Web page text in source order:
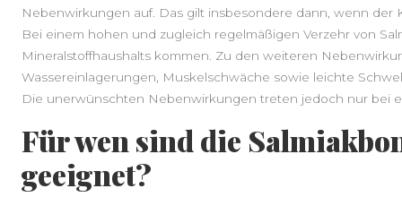
Nebenwirkungen auf. Das gilt insbesondere dann, wenn der
Bei einem hohen und zugleich regelmäßigen Verzehr von
Mineralstoffhaushalts kommen. Zu den weiteren
Wassereinlagerungen, Muskelschwäche sowie leichte
Die unerwünschten Nebenwirkungen treten jedoch nur bei
Für wen sind die
geeignet?